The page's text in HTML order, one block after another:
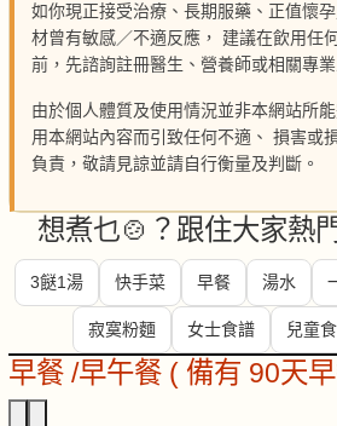
如你現正接受治療、長期服藥、正值懷
材曾有敏感／不適反應， 建議在飲用任
前，先諮詢註冊醫生、營養師或相關專業
由於個人體質及使用情況並非本網站所
用本網站內容而引致任何不適、 損害或
負責，敬請見諒並請自行衡量及判斷。
想煮乜🍲？跟住大家熱
3餸1湯 快手菜 早餐 湯水
寂寞粉麵 女士食譜 兒童
早餐 /早午餐 ( 備有 90天